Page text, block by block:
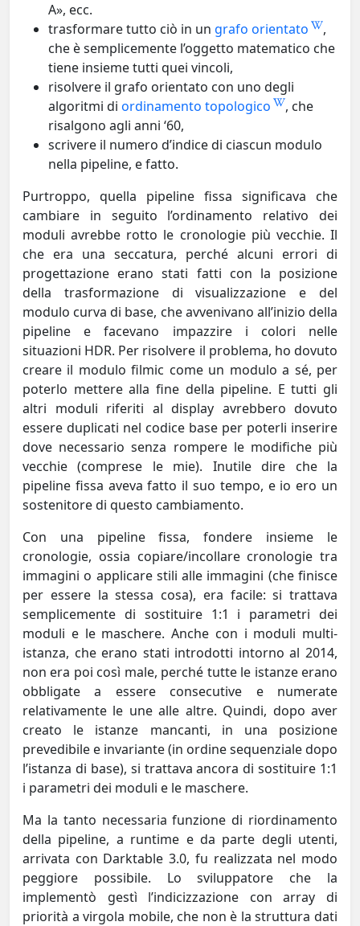
A», ecc.
trasformare tutto ciò in un grafo orientato
,
che è semplicemente l’oggetto matematico che
tiene insieme tutti quei vincoli,
risolvere il grafo orientato con uno degli
algoritmi di ordinamento topologico
, che
risalgono agli anni ‘60,
scrivere il numero d’indice di ciascun modulo
nella pipeline, e fatto.
Purtroppo, quella pipeline fissa significava che
cambiare in seguito l’ordinamento relativo dei
moduli avrebbe rotto le cronologie più vecchie. Il
che era una seccatura, perché alcuni errori di
progettazione erano stati fatti con la posizione
della trasformazione di visualizzazione e del
modulo curva di base, che avvenivano all’inizio della
pipeline e facevano impazzire i colori nelle
situazioni HDR. Per risolvere il problema, ho dovuto
creare il modulo filmic come un modulo a sé, per
poterlo mettere alla fine della pipeline. E tutti gli
altri moduli riferiti al display avrebbero dovuto
essere duplicati nel codice base per poterli inserire
dove necessario senza rompere le modifiche più
vecchie (comprese le mie). Inutile dire che la
pipeline fissa aveva fatto il suo tempo, e io ero un
sostenitore di questo cambiamento.
Con una pipeline fissa, fondere insieme le
cronologie, ossia copiare/incollare cronologie tra
immagini o applicare stili alle immagini (che finisce
per essere la stessa cosa), era facile: si trattava
semplicemente di sostituire 1:1 i parametri dei
moduli e le maschere. Anche con i moduli multi-
istanza, che erano stati introdotti intorno al 2014,
non era poi così male, perché tutte le istanze erano
obbligate a essere consecutive e numerate
relativamente le une alle altre. Quindi, dopo aver
creato le istanze mancanti, in una posizione
prevedibile e invariante (in ordine sequenziale dopo
l’istanza di base), si trattava ancora di sostituire 1:1
i parametri dei moduli e le maschere.
Ma la tanto necessaria funzione di riordinamento
della pipeline, a runtime e da parte degli utenti,
arrivata con Darktable 3.0, fu realizzata nel modo
peggiore possibile. Lo sviluppatore che la
implementò gestì l’indicizzazione con array di
priorità a virgola mobile, che non è la struttura dati